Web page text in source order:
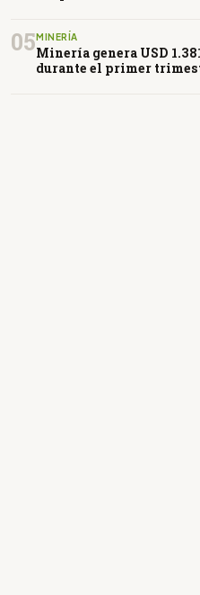
05 MINERÍA
Minería genera USD
durante el primer